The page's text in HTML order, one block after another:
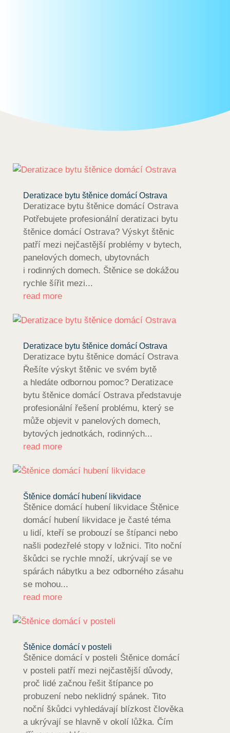
Deratizace bytu štěnice domácí Ostrava
Deratizace bytu štěnice domácí Ostrava
Potřebujete profesionální deratizaci bytu
štěnice domácí Ostrava? Výskyt štěnic
patří mezi nejčastější problémy v bytech,
panelových domech, ubytovnách
i rodinných domech. Štěnice se dokážou
rychle šířit mezi...
read more
Deratizace bytu štěnice domácí Ostrava
Deratizace bytu štěnice domácí Ostrava
Řešíte výskyt štěnic ve svém bytě
a hledáte odbornou pomoc? Deratizace
bytu štěnice domácí Ostrava představuje
profesionální řešení problému, který se
může objevit v panelových domech,
bytových jednotkách, rodinných...
read more
Štěnice domácí hubení likvidace
Štěnice domácí hubení likvidace Štěnice
domácí hubení likvidace je časté téma
u lidí, kteří se probouzí se štípanci nebo
našli podezřelé stopy v ložnici. Tito noční
škůdci se rychle množí, ukrývají se ve
spárách nábytku a bez odborného zásahu
se mohou...
read more
Štěnice domácí v posteli
Štěnice domácí v posteli Štěnice domácí
v posteli patří mezi nejčastější důvody,
proč lidé začnou řešit štípance po
probuzení nebo neklidný spánek. Tito
noční škůdci vyhledávají blízkost člověka
a ukrývají se hlavně v okolí lůžka. Čím